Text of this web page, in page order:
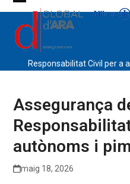
Skip
content
Open
mobile
menu
Close
mobile
menu
Responsabilitat Civil per a
Assegurança
autònoms i
maig 18, 2026